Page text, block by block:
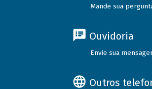
Mande sua
Ouvidoria
Envie sua
Outros